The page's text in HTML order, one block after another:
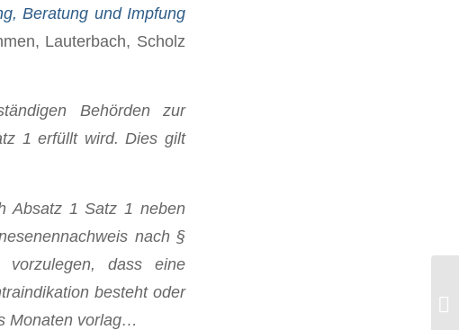
Beratung und Impfung
Lauterbach, Scholz
Behörden zur
1 erfüllt wird. Dies gilt
Absatz 1 Satz 1 neben
nach §
dass eine
besteht oder
Monaten vorlag…